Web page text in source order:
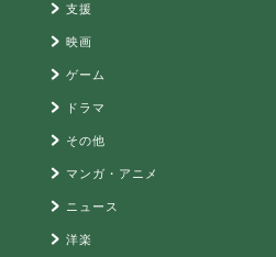
支援
映画
ゲーム
ドラマ
その他
マンガ・アニメ
ニュース
洋楽